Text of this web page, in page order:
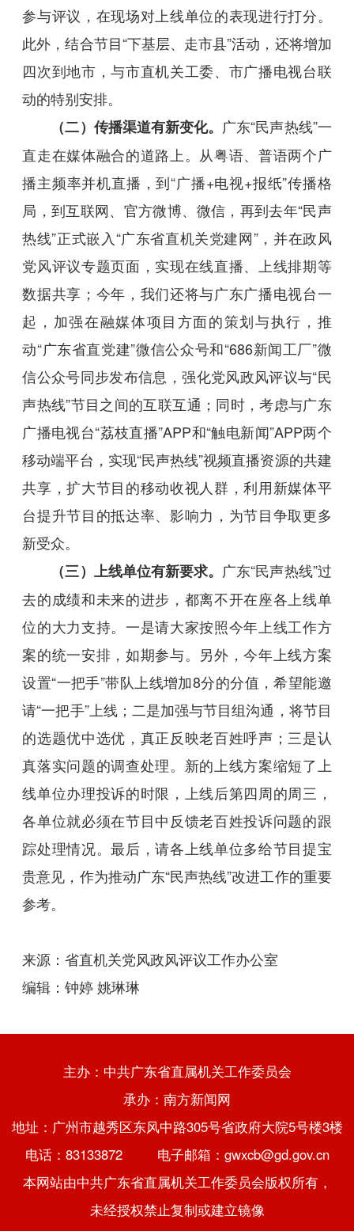
参与评议，在现场对上线单位的表现进行打分。
此外，结合节目“下基层、走市县”活动，还将增加
四次到地市，与市直机关工委、市广播电视台联
动的特别安排。
（二）传播渠道有新变化。 广东“民声热线”一
直走在媒体融合的道路上。从粤语、普语两个广
播主频率并机直播，到“广播+电视+报纸”传播格
局，到互联网、官方微博、微信，再到去年“民声
热线”正式嵌入“广东省直机关党建网”，并在政风
党风评议专题页面，实现在线直播、上线排期等
数据共享；今年，我们还将与广东广播电视台一
起，加强在融媒体项目方面的策划与执行，推
动“广东省直党建”微信公众号和“686新闻工厂”微
信公众号同步发布信息，强化党风政风评议与“民
声热线”节目之间的互联互通；同时，考虑与广东
广播电视台“荔枝直播”APP和“触电新闻”APP两个
移动端平台，实现“民声热线”视频直播资源的共建
共享，扩大节目的移动收视人群，利用新媒体平
台提升节目的抵达率、影响力，为节目争取更多
新受众。
（三）上线单位有新要求。 广东“民声热线”过
去的成绩和未来的进步，都离不开在座各上线单
位的大力支持。一是请大家按照今年上线工作方
案的统一安排，如期参与。另外，今年上线方案
设置“一把手”带队上线增加8分的分值，希望能邀
请“一把手”上线；二是加强与节目组沟通，将节目
的选题优中选优，真正反映老百姓呼声；三是认
真落实问题的调查处理。新的上线方案缩短了上
线单位办理投诉的时限，上线后第四周的周三，
各单位就必须在节目中反馈老百姓投诉问题的跟
踪处理情况。最后，请各上线单位多给节目提宝
贵意见，作为推动广东“民声热线”改进工作的重要
参考。
来源：省直机关党风政风评议工作办公室
编辑：钟婷 姚琳琳
主办：中共广东省直属机关工作委员会
承办：南方新闻网
地址：广州市越秀区东风中路305号省政府大院5号楼3楼
电话：83133872 电子邮箱：gwxcb@gd.gov.cn
本网站由中共广东省直属机关工作委员会版权所有，
未经授权禁止复制或建立镜像